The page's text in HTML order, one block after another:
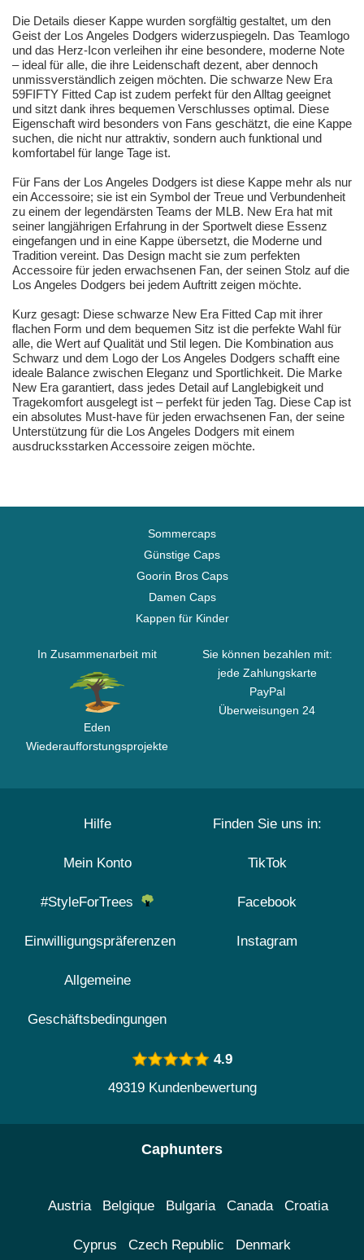
Die Details dieser Kappe wurden sorgfältig gestaltet, um den
Geist der Los Angeles Dodgers widerzuspiegeln. Das Teamlogo
und das Herz-Icon verleihen ihr eine besondere, moderne Note
– ideal für alle, die ihre Leidenschaft dezent, aber dennoch
unmissverständlich zeigen möchten. Die schwarze New Era
59FIFTY Fitted Cap ist zudem perfekt für den Alltag geeignet
und sitzt dank ihres bequemen Verschlusses optimal. Diese
Eigenschaft wird besonders von Fans geschätzt, die eine Kappe
suchen, die nicht nur attraktiv, sondern auch funktional und
komfortabel für lange Tage ist.
Für Fans der Los Angeles Dodgers ist diese Kappe mehr als nur
ein Accessoire; sie ist ein Symbol der Treue und Verbundenheit
zu einem der legendärsten Teams der MLB. New Era hat mit
seiner langjährigen Erfahrung in der Sportwelt diese Essenz
eingefangen und in eine Kappe übersetzt, die Moderne und
Tradition vereint. Das Design macht sie zum perfekten
Accessoire für jeden erwachsenen Fan, der seinen Stolz auf die
Los Angeles Dodgers bei jedem Auftritt zeigen möchte.
Kurz gesagt: Diese schwarze New Era Fitted Cap mit ihrer
flachen Form und dem bequemen Sitz ist die perfekte Wahl für
alle, die Wert auf Qualität und Stil legen. Die Kombination aus
Schwarz und dem Logo der Los Angeles Dodgers schafft eine
ideale Balance zwischen Eleganz und Sportlichkeit. Die Marke
New Era garantiert, dass jedes Detail auf Langlebigkeit und
Tragekomfort ausgelegt ist – perfekt für jeden Tag. Diese Cap ist
ein absolutes Must-have für jeden erwachsenen Fan, der seine
Unterstützung für die Los Angeles Dodgers mit einem
ausdrucksstarken Accessoire zeigen möchte.
Sommercaps
Günstige Caps
Goorin Bros Caps
Damen Caps
Kappen für Kinder
In Zusammenarbeit mit
Eden
Wiederaufforstungsprojekte
Sie können bezahlen mit:
jede Zahlungskarte
PayPal
Überweisungen 24
Hilfe
Mein Konto
#StyleForTrees
Einwilligungspräferenzen
Allgemeine
Geschäftsbedingungen
Finden Sie uns in:
TikTok
Facebook
Instagram
4.9
49319 Kundenbewertung
Caphunters
Austria Belgique Bulgaria Canada Croatia
Cyprus Czech Republic Denmark